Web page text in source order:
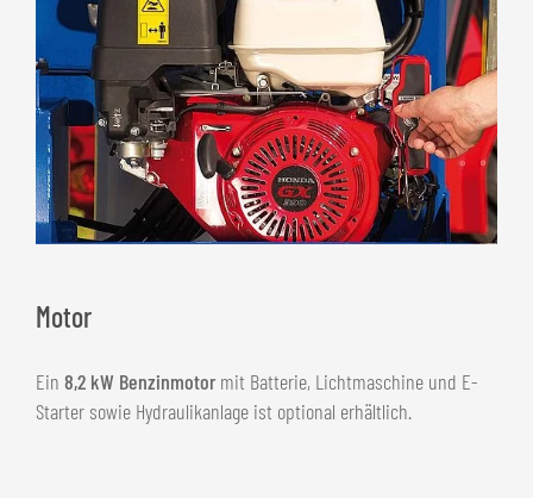
Motor
Ein 8,2 kW Benzinmotormit Batterie, Lichtmaschine und E-
Starter sowie Hydraulikanlage ist optional erhältlich.